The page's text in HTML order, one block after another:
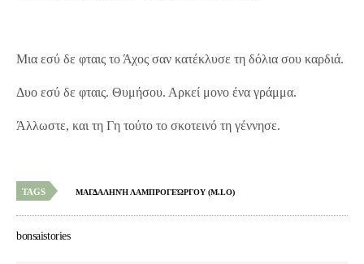
Μια εσύ δε φταις το Άχος σαν κατέκλυσε τη δόλια σου καρδιά.
Δυο εσύ δε φταις. Θυμήσου. Αρκεί μονο ένα γράμμα.
Άλλωστε, και τη Γη τούτο το σκοτεινό τη γέννησε.
TAGS ΜΑΓΔΑΛΗΝΉ ΛΑΜΠΡΟΓΕΏΡΓΟΥ (M.LO)
bonsaistories